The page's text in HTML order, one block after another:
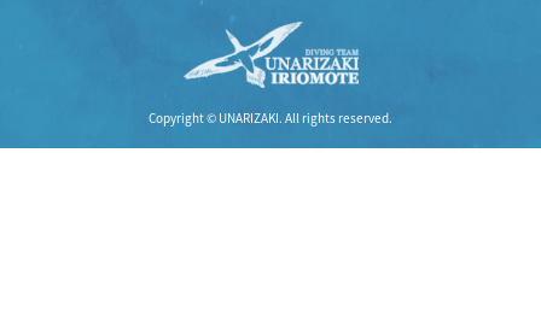
Copyright © UNARIZAKI. All rights reserved.